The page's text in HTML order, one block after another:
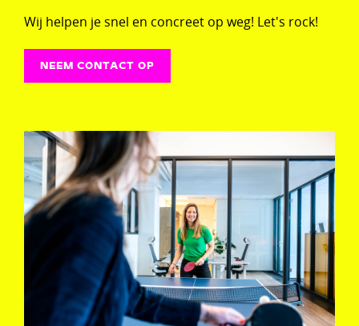
Wij helpen je snel en concreet op weg! Let's rock!
NEEM CONTACT OP